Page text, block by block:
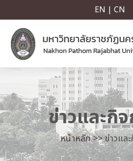
EN | CN
ข่าวและกิ
หน้าหลัก >>ข่าวแล